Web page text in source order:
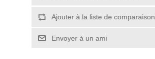
Ajouter à la liste de comparaison
Envoyer à un ami